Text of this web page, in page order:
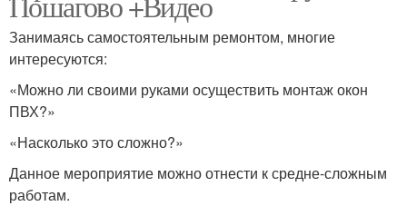
Занимаясь самостоятельным ремонтом, многие
интересуются:
«Можно ли своими руками осуществить монтаж окон
ПВХ?»
«Насколько это сложно?»
Данное мероприятие можно отнести к средне-сложным
работам.